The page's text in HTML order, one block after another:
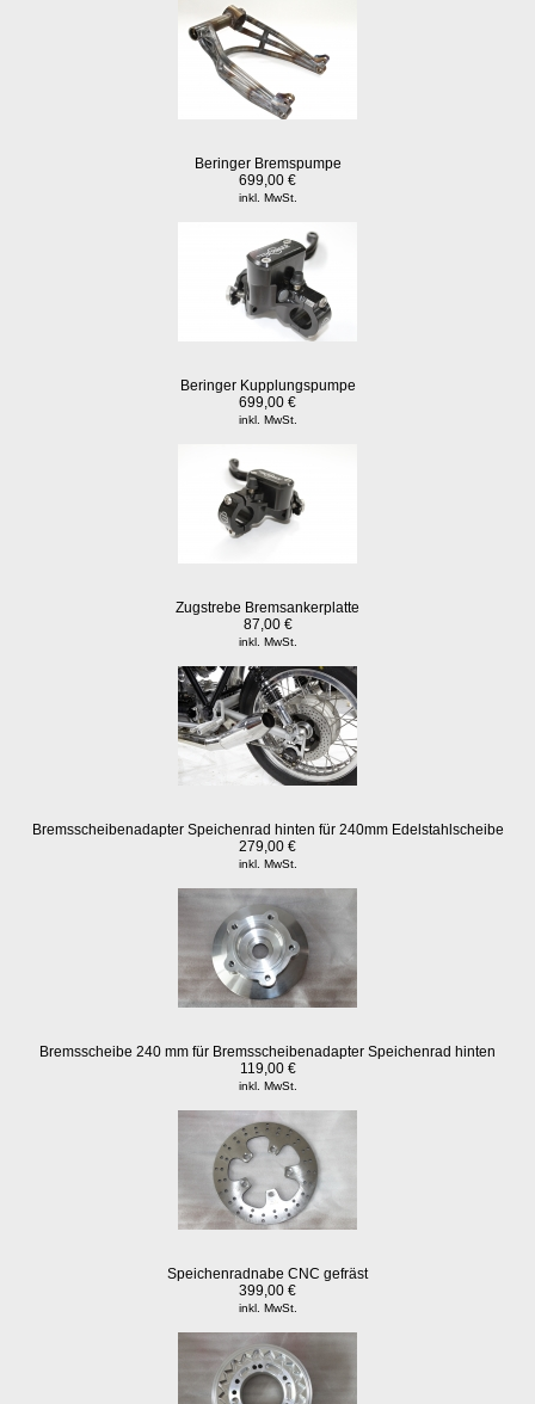
Beringer Bremspumpe
699,00 €
inkl. MwSt.
Beringer Kupplungspumpe
699,00 €
inkl. MwSt.
Zugstrebe Bremsankerplatte
87,00 €
inkl. MwSt.
Bremsscheibenadapter Speichenrad hinten für 240mm Edelstahlscheibe
279,00 €
inkl. MwSt.
Bremsscheibe 240 mm für Bremsscheibenadapter Speichenrad hinten
119,00 €
inkl. MwSt.
Speichenradnabe CNC gefräst
399,00 €
inkl. MwSt.